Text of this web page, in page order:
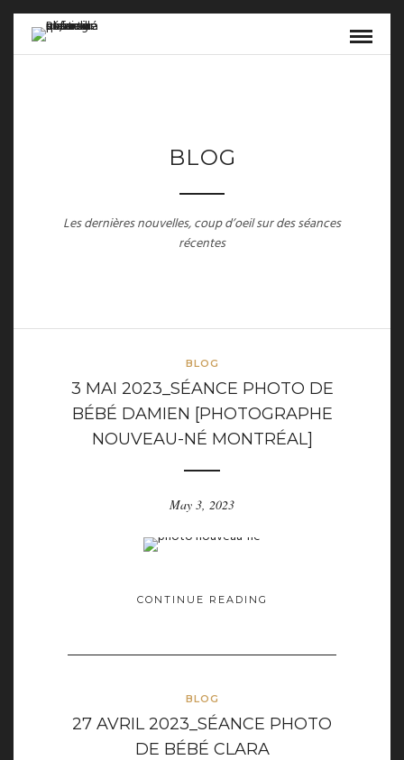
BLOG
Les dernières nouvelles, coup d’oeil sur des séances
récentes
BLOG
3 MAI 2023_SÉANCE PHOTO DE
BÉBÉ DAMIEN [PHOTOGRAPHE
NOUVEAU-NÉ MONTRÉAL]
May 3, 2023
CONTINUE READING
BLOG
27 AVRIL 2023_SÉANCE PHOTO
DE BÉBÉ CLARA